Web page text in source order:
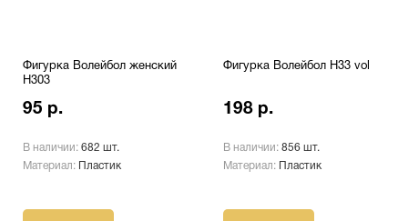
Фигурка Волейбол женский
H303
95 р.
В наличии: 682 шт.
Материал:
Пластик
Фигурка Волейбол H33 vol
198 р.
В наличии: 856 шт.
Материал:
Пластик